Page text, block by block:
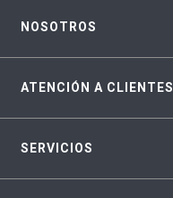
NOSOTROS
ATENCIÓN A CLIENTES
SERVICIOS